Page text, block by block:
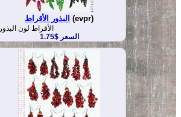
البذور الأقراط (evpr)
الأقراط لون البذور
السعر $1.75